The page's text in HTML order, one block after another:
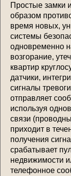
Простые замки
образом
время новых,
системы
одновременно
возгорание,
квартир
датчики,
сигналы
отправляет
используя
связи
приходит в
получения
срабатывает
недвижимости
телефонное